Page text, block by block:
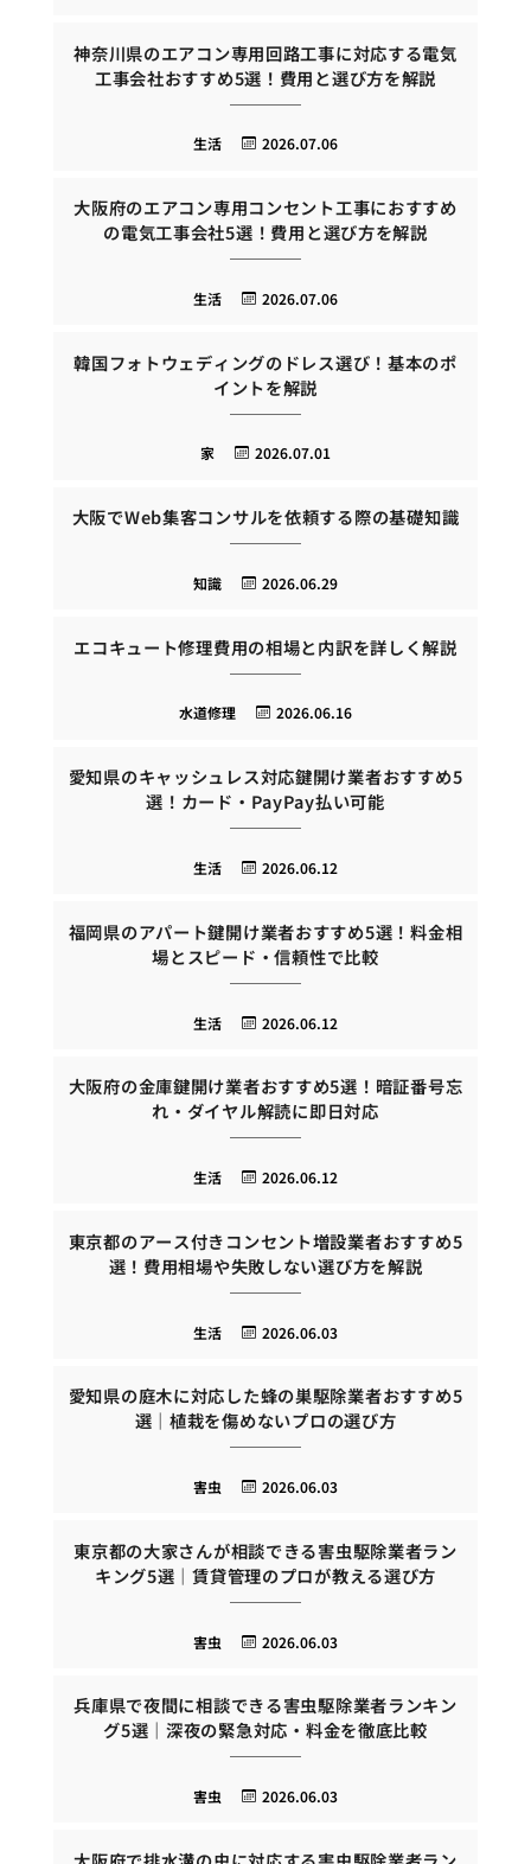
神奈川県のエアコン専用回路工事に対応する電気
工事会社おすすめ5選！費用と選び方を解説
2026.07.06
生活
大阪府のエアコン専用コンセント工事におすすめ
の電気工事会社5選！費用と選び方を解説
2026.07.06
生活
韓国フォトウェディングのドレス選び！基本のポ
イントを解説
2026.07.01
家
大阪でWeb集客コンサルを依頼する際の基礎知識
2026.06.29
知識
エコキュート修理費用の相場と内訳を詳しく解説
2026.06.16
水道修理
愛知県のキャッシュレス対応鍵開け業者おすすめ5
選！カード・PayPay払い可能
2026.06.12
生活
福岡県のアパート鍵開け業者おすすめ5選！料金相
場とスピード・信頼性で比較
2026.06.12
生活
大阪府の金庫鍵開け業者おすすめ5選！暗証番号忘
れ・ダイヤル解読に即日対応
2026.06.12
生活
東京都のアース付きコンセント増設業者おすすめ5
選！費用相場や失敗しない選び方を解説
2026.06.03
生活
愛知県の庭木に対応した蜂の巣駆除業者おすすめ5
選｜植栽を傷めないプロの選び方
2026.06.03
害虫
東京都の大家さんが相談できる害虫駆除業者ラン
キング5選｜賃貸管理のプロが教える選び方
2026.06.03
害虫
兵庫県で夜間に相談できる害虫駆除業者ランキン
グ5選｜深夜の緊急対応・料金を徹底比較
2026.06.03
害虫